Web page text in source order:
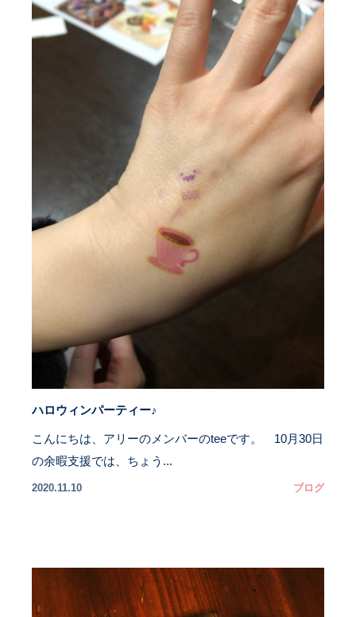
ハロウィンパーティー♪
こんにちは、アリーのメンバーのteeです。 10月30日
の余暇支援では、ちょう...
2020.11.10 ブログ